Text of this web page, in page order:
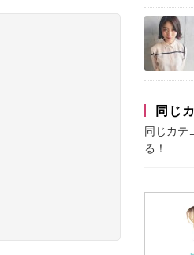
同じ
同じカテ
る！